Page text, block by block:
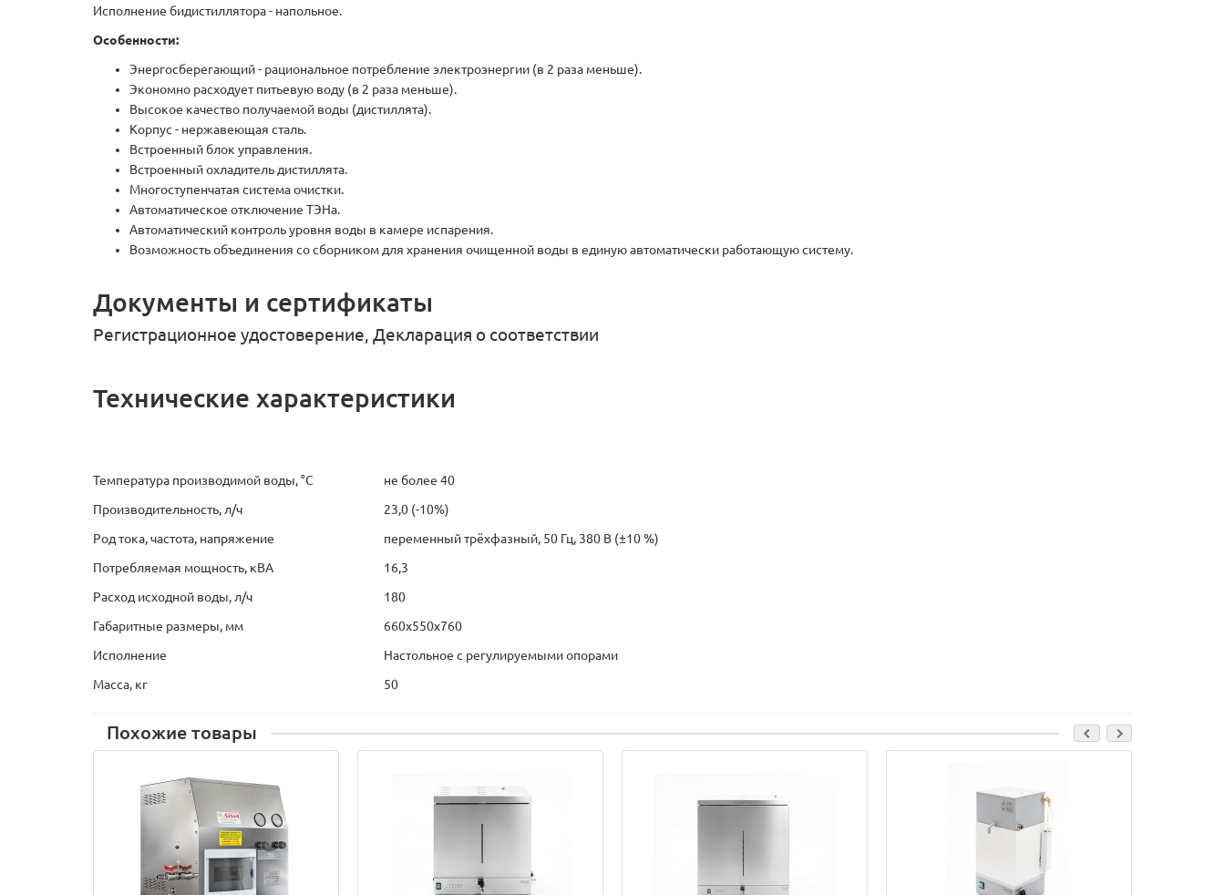
Исполнение бидистиллятора - напольное.
Особенности:
Энергосберегающий - рациональное потребление электроэнергии (в 2 раза меньше).
Экономно расходует питьевую воду (в 2 раза меньше).
Высокое качество получаемой воды (дистиллята).
Корпус - нержавеющая сталь.
Встроенный блок управления.
Встроенный охладитель дистиллята.
Многоступенчатая система очистки.
Автоматическое отключение ТЭНа.
Автоматический контроль уровня воды в камере испарения.
Возможность объединения со сборником для хранения очищенной воды в единую автоматически работающую систему.
Документы и сертификаты
Регистрационное удостоверение, Декларация о соответствии
Технические характеристики
Температура производимой воды, °С
не более 40
Производительность, л/ч
23,0 (-10%)
Род тока, частота, напряжение
переменный трёхфазный, 50 Гц, 380 В (±10 %)
Потребляемая мощность, кВА
16,3
Расход исходной воды, л/ч
180
Габаритные размеры, мм
660х550х760
Исполнение
Настольное с регулируемыми опорами
Масса, кг
50
Похожие товары